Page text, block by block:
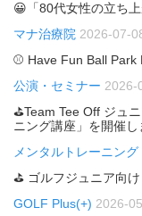
😀「80代女性の立ち
マナ治療院 2026-07-
⚾ Have Fun Ball Park
公演・セミナー 2026-
⛳Team Tee Off ジュ
ニング講座」を開催し
メンタルトレーニング
⛳ ゴルフジュニア向
GOLF Plus(+) 2026-